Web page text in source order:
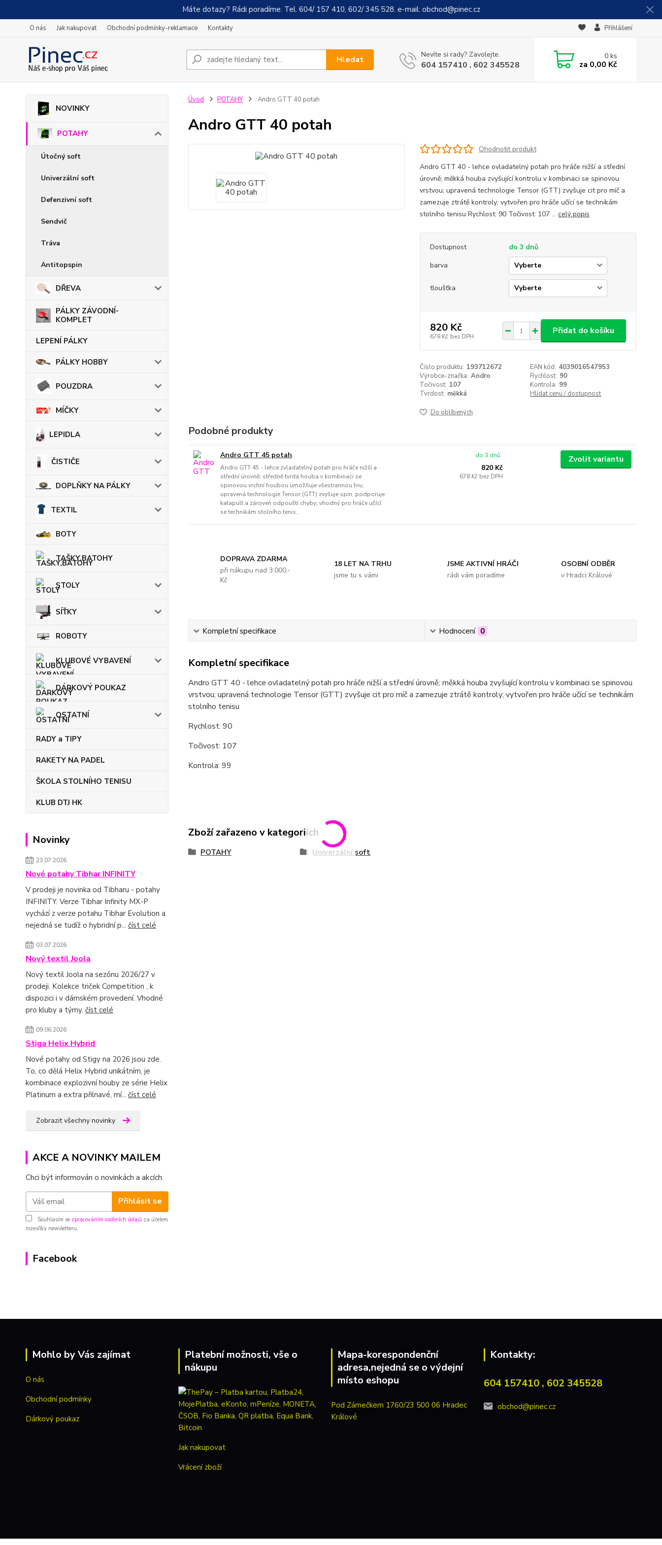
Máte dotazy? Rádi poradíme. Tel. 604/ 157 410, 602/ 345 528. e-mail: obchod@pinec.cz
O nás Jak nakupovat Obchodní podmínky-reklamace Kontakty Přihlášení
Hledat Nevíte si rady? Zavolejte.
604 157410 , 602 345528
0ks
za 0,00 Kč
NOVINKY
POTAHY
Útočný soft
Univerzální soft
Defenzivní soft
Sendvič
Tráva
Antitopspin
DŘEVA
PÁLKY ZÁVODNÍ-
KOMPLET
LEPENÍ PÁLKY
PÁLKY HOBBY
POUZDRA
MÍČKY
LEPIDLA
ČISTIČE
DOPLŇKY NA PÁLKY
TEXTIL
BOTY
TAŠKY,BATOHY
STOLY
SÍŤKY
ROBOTY
KLUBOVÉ VYBAVENÍ
DÁRKOVÝ POUKAZ
OSTATNÍ
RADY a TIPY
RAKETY NA PADEL
ŠKOLA STOLNÍHO TENISU
KLUB DTJ HK
Novinky
23.07.2026
Nové potahy Tibhar INFINITY
V prodeji je novinka od Tibharu - potahy
INFINITY. Verze Tibhar Infinity MX-P
vychází z verze potahu Tibhar Evolution a
nejedná se tudíž o hybridní p... číst celé
03.07.2026
Nový textil Joola
Nový textil Joola na sezónu 2026/27 v
prodeji. Kolekce triček Competition , k
dispozici i v dámském provedení. Vhodné
pro kluby a týmy. číst celé
09.06.2026
Stiga Helix Hybrid
Nové potahy od Stigy na 2026 jsou zde.
To, co dělá Helix Hybrid unikátním, je
kombinace explozivní houby ze série Helix
Platinum a extra přilnavé, mí... číst celé
Zobrazit všechny novinky
AKCE A NOVINKY MAILEM
Chci být informován o novinkách a akcích.
Přihlásit se
Souhlasím se zpracováním osobních údajů za účelem
rozesílky newsletteru.
Facebook
Úvod POTAHY Andro GTT 40 potah
Andro GTT 40 potah
Ohodnotit produkt
Andro GTT 40 - lehce ovladatelný potah pro hráče nižší a střední
úrovně; měkká houba zvyšující kontrolu v kombinaci se spinovou
vrstvou; upravená technologie Tensor (GTT) zvyšuje cit pro míč a
zamezuje ztrátě kontroly; vytvořen pro hráče učící se technikám
stolního tenisu Rychlost: 90 Točivost: 107 ... celý popis
Dostupnost
do 3 dnů
barva
tloušťka
820 Kč
678 Kč bez DPH
Přidat do košíku
Číslo produktu: 193712672 EAN kód: 4039016547953
Výrobce-značka: Andro Rychlost: 90
Točivost: 107 Kontrola: 99
Tvrdost: měkká Hlídat cenu / dostupnost
Do oblíbených
Podobné produkty
Andro GTT 45 potah
Andro GTT 45 - lehce zvladatelný potah pro hráče nižší a
střední úrovně; středně tvrdá houba v kombinaci se
spinovou vrchní houbou umožňuje všestrannou hru;
upravená technologie Tensor (GTT) zvyšuje spin, podporuje
katapult a zároveň odpouští chyby; vhodný pro hráče učící
se technikám stolního tenis...
820 Kč
678 Kč bez DPH
do 3 dnů Zvolit variantu
DOPRAVA ZDARMA
při nákupu nad 3.000,-
Kč
18 LET NA TRHU
jsme tu s vámi
JSME AKTIVNÍ HRÁČI
rádi vám poradíme
OSOBNÍ ODBĚR
v Hradci Králové
Kompletní specifikace Hodnocení 0
Kompletní specifikace
Andro GTT 40 - lehce ovladatelný potah pro hráče nižší a střední úrovně; měkká houba zvyšující kontrolu v kombinaci se spinovou
vrstvou; upravená technologie Tensor (GTT) zvyšuje cit pro míč a zamezuje ztrátě kontroly; vytvořen pro hráče učící se technikám
stolního tenisu
Rychlost: 90
Točivost: 107
Kontrola: 99
Zboží zařazeno v kategoriích
POTAHY Univerzální soft
Mohlo by Vás zajímat
O nás
Obchodní podmínky
Dárkový poukaz
Platební možnosti, vše o
nákupu
Jak nakupovat
Vrácení zboží
Mapa-korespondenční
adresa,nejedná se o výdejní
místo eshopu
Pod Zámečkem 1760/23 500 06 Hradec
Králové
Kontakty:
604 157410 , 602 345528
obchod@pinec.cz